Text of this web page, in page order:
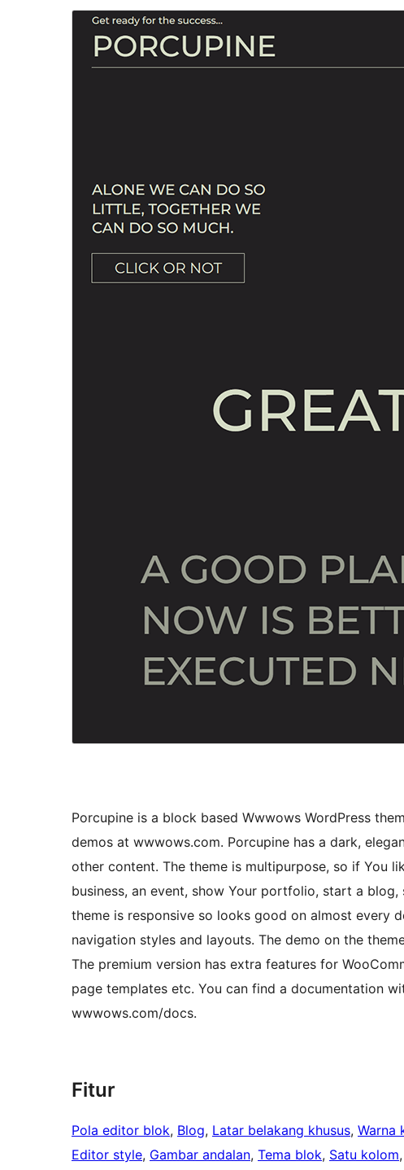
Porcupine is a block based Wwwows WordPress
demos at wwwows.com. Porcupine has a dark,
other content. The theme is multipurpose, so if You
business, an event, show Your portfolio, start a
theme is responsive so looks good on almost every
navigation styles and layouts. The demo on the
The premium version has extra features for
page templates etc. You can find a documentation
wwwows.com/docs.
Fitur
Pola editor blok, Blog, Latar belakang khusus, Warna
Editor style, Gambar andalan, Tema blok, Satu kolom,